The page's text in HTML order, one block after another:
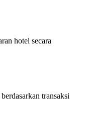
hotel secara
transaksi